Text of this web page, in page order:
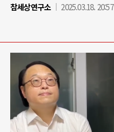
참세상연구소
2025.03.18. 20:57